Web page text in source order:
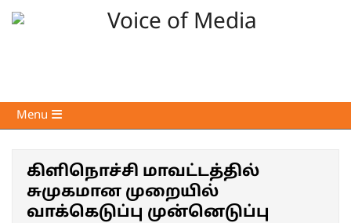
Skip
Voice
of
Primary
Navigation
Menu
கிளிநொச்சி மாவட்டத்தில்
சுமுகமான முறையில்
வாக்கெடுப்பு முன்னெடுப்பு